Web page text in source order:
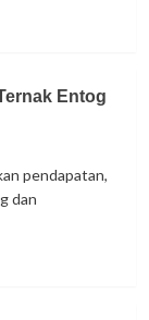
Entog
pendapatan,
dan